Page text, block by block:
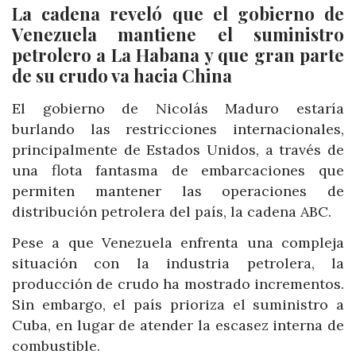
La cadena reveló que el gobierno de
Venezuela mantiene el suministro
petrolero a La Habana y que gran parte
de su crudo va hacia China
El gobierno de Nicolás Maduro estaría
burlando las restricciones internacionales,
principalmente de Estados Unidos, a través de
una flota fantasma de embarcaciones que
permiten mantener las operaciones de
distribución petrolera del país, la cadena ABC.
Pese a que Venezuela enfrenta una compleja
situación con la industria petrolera, la
producción de crudo ha mostrado incrementos.
Sin embargo, el país prioriza el suministro a
Cuba, en lugar de atender la escasez interna de
combustible.